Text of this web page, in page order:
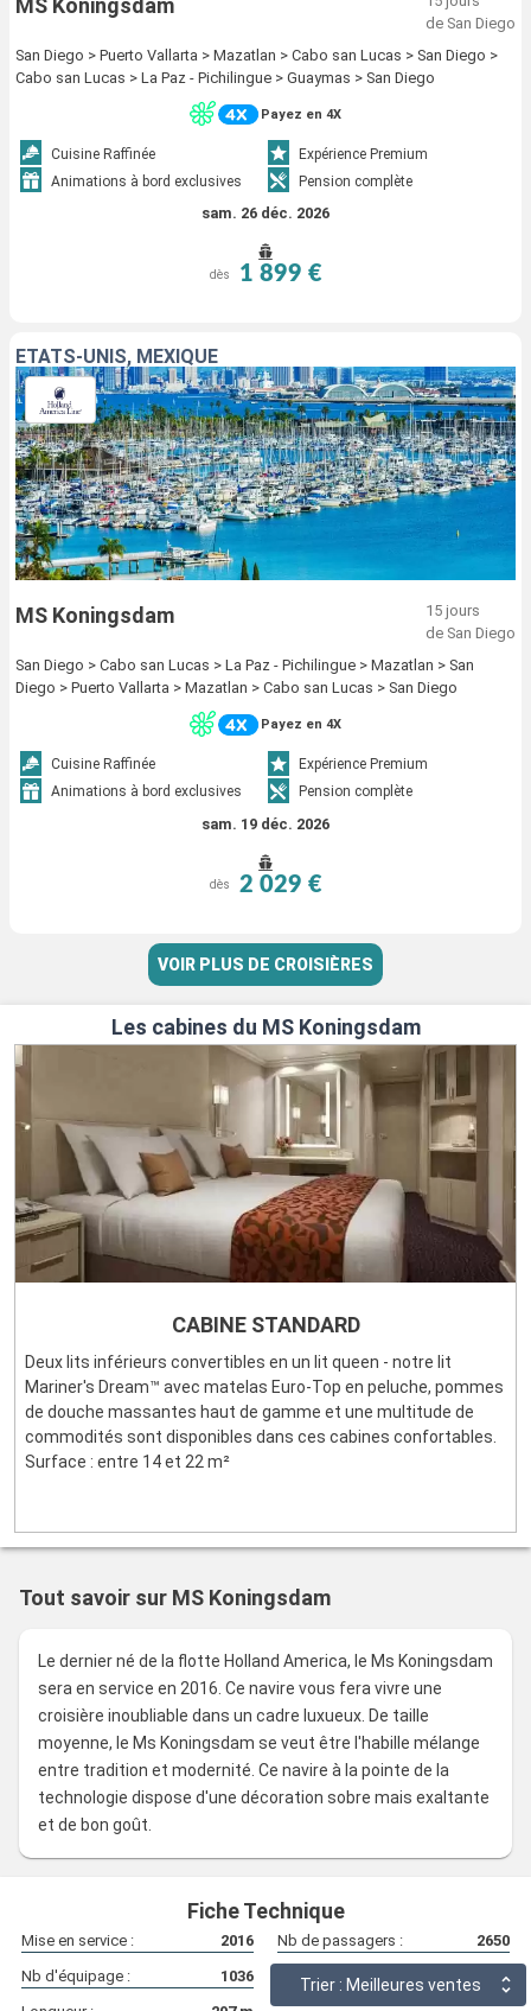
Trier : Meilleures ventes
MS Koningsdam
de San Diego
San Diego > Puerto Vallarta > Mazatlan > Cabo san Lucas > San Diego >
Cabo san Lucas > La Paz - Pichilingue > Guaymas > San Diego
Payez en 4X
Cuisine Raffinée
Expérience Premium
Animations à bord exclusives
Pension complète
sam. 26 déc. 2026
dès 1 899 €
ÉTATS-UNIS, MEXIQUE
MS Koningsdam
15 jours
de San Diego
San Diego > Cabo san Lucas > La Paz - Pichilingue > Mazatlan > San
Diego > Puerto Vallarta > Mazatlan > Cabo san Lucas > San Diego
Payez en 4X
Cuisine Raffinée
Expérience Premium
Animations à bord exclusives
Pension complète
sam. 19 déc. 2026
dès 2 029 €
VOIR PLUS DE CROISIÈRES
Les cabines du MS Koningsdam
CABINE STANDARD
Deux lits inférieurs convertibles en un lit queen - notre lit
Mariner's Dream™ avec matelas Euro-Top en peluche, pommes
de douche massantes haut de gamme et une multitude de
commodités sont disponibles dans ces cabines confortables.
Surface : entre 14 et 22 m²
Tout savoir sur MS Koningsdam
Le dernier né de la flotte Holland America, le Ms Koningsdam
sera en service en 2016. Ce navire vous fera vivre une
croisière inoubliable dans un cadre luxueux. De taille
moyenne, le Ms Koningsdam se veut être l'habille mélange
entre tradition et modernité. Ce navire à la pointe de la
technologie dispose d'une décoration sobre mais exaltante
et de bon goût.
Fiche Technique
Mise en service : 2016 Nb de passagers :
2650
Nb d'équipage :
1036 Largeur :
m